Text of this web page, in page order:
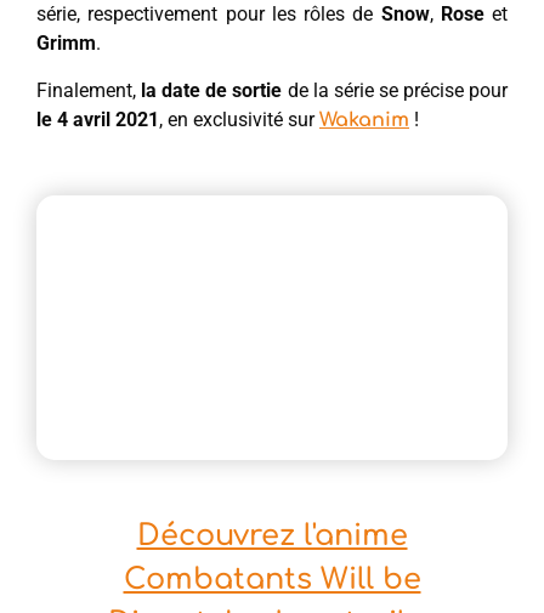
série, respectivement pour les rôles de Snow, Roseet
Grimm.
Finalement, la date de sortie de la série se précise pour
le 4 avril 2021, en exclusivité surWakanim !
Découvrez l'anime
Combatants Will be